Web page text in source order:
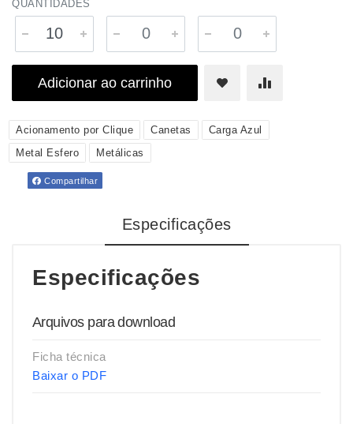
QUANTIDADES
Adicionar ao carrinho
Acionamento por Clique Canetas
Carga Azul
Metal Esfero
Metálicas
Compartilhar
Especificações
Especificações
Arquivos para download
Ficha técnica
Baixar o PDF